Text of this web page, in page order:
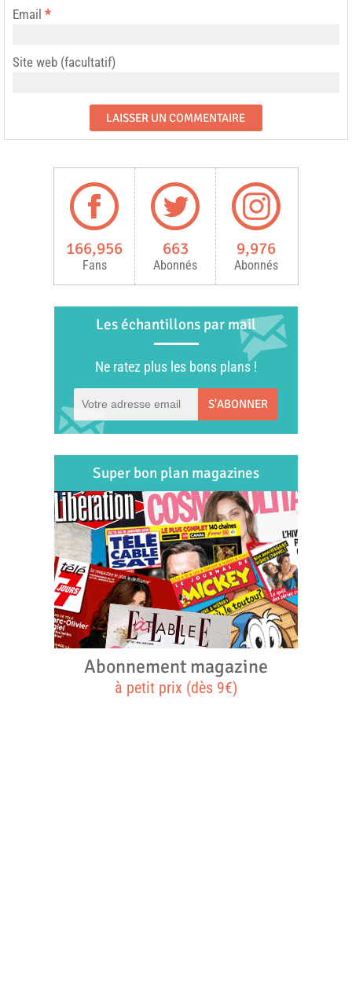
Email *
Site web (facultatif)
166,956
Fans
663
Abonnés
9,976
Abonnés
Les échantillons par mail
Ne ratez plus les bons plans !
S'ABONNER
Super bon plan magazines
Abonnement magazine
à petit prix (dès 9€)